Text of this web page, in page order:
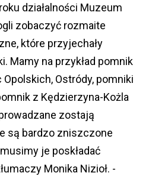
działalności Muzeum
zobaczyć rozmaite
które przyjechały
Mamy na przykład pomnik
Ostródy, pomniki
z Kędzierzyna-Kożla
zostają
są bardzo zniszczone
je poskładać
Monika Nizioł. -